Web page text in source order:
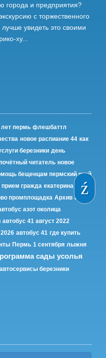
города и предприятия?
с торжественного
увидеть это своими
ху...
пермь флешбаттл
новое распиание 44 как
березники день
читатель новое
бещенцам пермский край
прием гражда екатерина
промплощадка Архив азот
азот околица
автобус 41 август 2022
автобус 41 где купить
Пермь 1 сентября лыжня
сады усолья
автосервисы березники